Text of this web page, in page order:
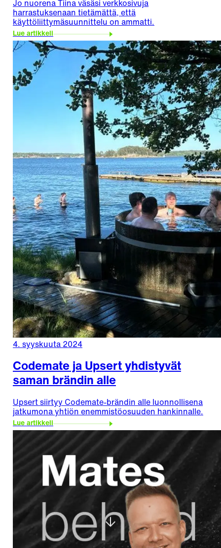
Jo nuorena Tiina väsäsi verkkosivuja
harrastuksenaan tietämättä, että
käyttöliittymäsuunnittelu on ammatti.
Lue artikkeli
4. syyskuuta 2024
Codemate ja Upsert yhdistyvät
saman brändin alle
Upsert siirtyy Codemate-brändin alle luonnollisena
jatkumona yhtiön enemmistöosuuden hankinnalle.
Lue artikkeli